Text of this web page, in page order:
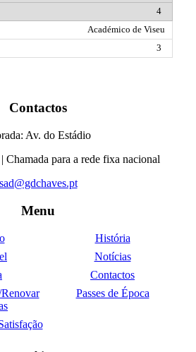
4
Académico de Viseu
3
Contactos
Av. do Estádio
Chamada para a rede fixa nacional
sad@gdchaves.pt
Menu
História
Notícias
Contactos
Passes de Época